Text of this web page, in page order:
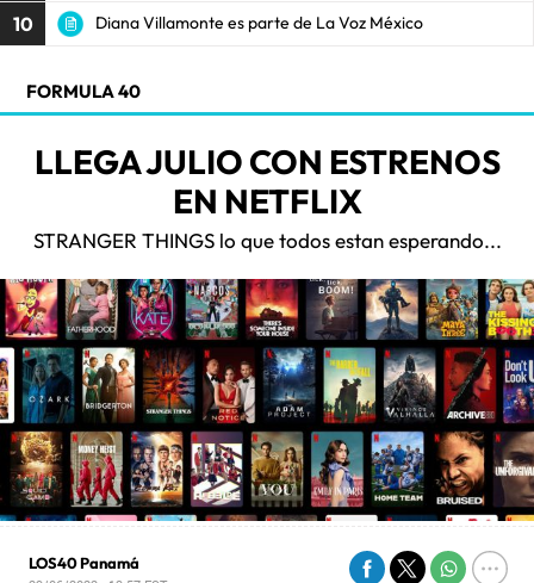
10 Diana Villamonte es parte de La Voz México
FORMULA 40
LLEGA JULIO CON ESTRENOS
EN NETFLIX
STRANGER THINGS lo que todos estan esperando...
LOS40 Panamá